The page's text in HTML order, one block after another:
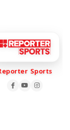
Sports